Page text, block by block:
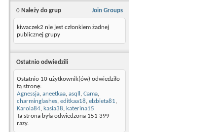
Join Groups
0 Należy do grup
kiwaczek2 nie jest członkiem żadnej
publicznej grupy
Ostatnio odwiedzili
Ostatnio 10 użytkownik(ów) odwiedziło
tą stronę:
Agnessja, aneetkaa, asqll , Cama,
charminglashes, editkaa18, elzbieta81,
Karola84, kasia38, katerina15
Ta strona była odwiedzona 151 399
razy.